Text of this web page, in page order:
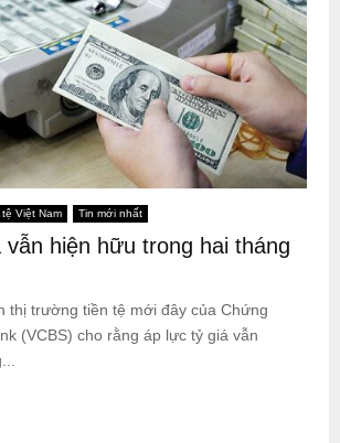
tệ Việt Nam Tin mới nhất
hiện hữu trong hai tháng
thị trường tiền tệ mới đây của Chứng
(VCBS) cho rằng áp lực tỷ giá vẫn